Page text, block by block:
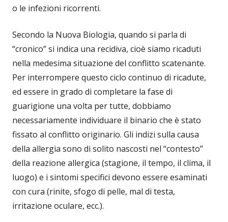
o le infezioni ricorrenti.
Secondo la Nuova Biologia, quando si parla di
“cronico” si indica una recidiva, cioè siamo ricaduti
nella medesima situazione del conflitto scatenante.
Per interrompere questo ciclo continuo di ricadute,
ed essere in grado di completare la fase di
guarigione una volta per tutte, dobbiamo
necessariamente individuare il binario che è stato
fissato al conflitto originario. Gli indizi sulla causa
della allergia sono di solito nascosti nel “contesto”
della reazione allergica (stagione, il tempo, il clima, il
luogo) e i sintomi specifici devono essere esaminati
con cura (rinite, sfogo di pelle, mal di testa,
irritazione oculare, ecc.).